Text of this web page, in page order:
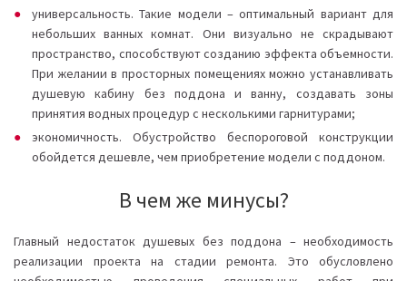
универсальность. Такие модели – оптимальный вариант для
небольших ванных комнат. Они визуально не скрадывают
пространство, способствуют созданию эффекта объемности.
При желании в просторных помещениях можно устанавливать
душевую кабину без поддона и ванну, создавать зоны
принятия водных процедур с несколькими гарнитурами;
экономичность. Обустройство беспороговой конструкции
обойдется дешевле, чем приобретение модели с поддоном.
В чем же минусы?
Главный недостаток душевых без поддона – необходимость
реализации проекта на стадии ремонта. Это обусловлено